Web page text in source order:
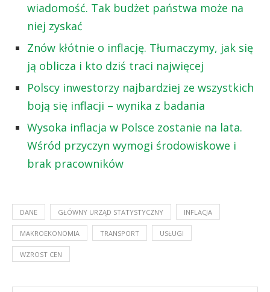
wiadomość. Tak budżet państwa może na
niej zyskać
Znów kłótnie o inflację. Tłumaczymy, jak się
ją oblicza i kto dziś traci najwięcej
Polscy inwestorzy najbardziej ze wszystkich
boją się inflacji – wynika z badania
Wysoka inflacja w Polsce zostanie na lata.
Wśród przyczyn wymogi środowiskowe i
brak pracowników
DANE GŁÓWNY URZĄD STATYSTYCZNY INFLACJA
MAKROEKONOMIA TRANSPORT USŁUGI
WZROST CEN